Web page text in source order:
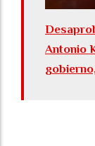
Antonio